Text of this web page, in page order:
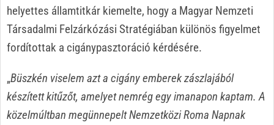
helyettes államtitkár kiemelte, hogy a Magyar Nemzeti
Társadalmi Felzárkózási Stratégiában különös figyelmet
fordítottak a cigánypasztoráció kérdésére.
„Büszkén viselem azt a cigány emberek zászlajából
készített kitűzőt, amelyet nemrég egy imanapon kaptam. A
közelmúltban megünnepelt Nemzetközi Roma Napnak